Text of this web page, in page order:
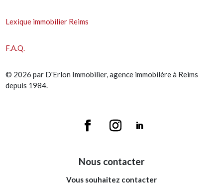
Lexique immobilier Reims
F.A.Q.
© 2026 par D'Erlon Immobilier, agence immobilère à Reims
depuis 1984.
Nous contacter
Vous souhaitez contacter